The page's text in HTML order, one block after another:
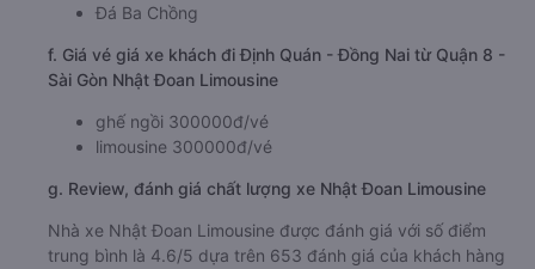
Đá Ba Chồng
f. Giá vé giá xe khách đi Định Quán - Đồng Nai từ Quận 8 -
Sài Gòn Nhật Đoan Limousine
ghế ngồi 300000đ/vé
limousine 300000đ/vé
g. Review, đánh giá chất lượng xe Nhật Đoan Limousine
Nhà xe Nhật Đoan Limousine được đánh giá với số điểm
trung bình là 4.6/5 dựa trên 653 đánh giá của khách hàng